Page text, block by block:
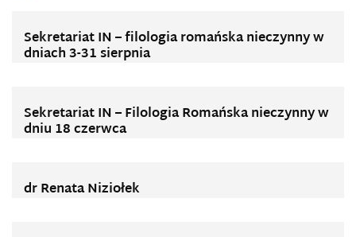
Sekretariat IN – filologia romańska nieczynny w
dniach 3-31 sierpnia
Sekretariat IN – Filologia Romańska nieczynny w
dniu 18 czerwca
dr Renata Niziołek